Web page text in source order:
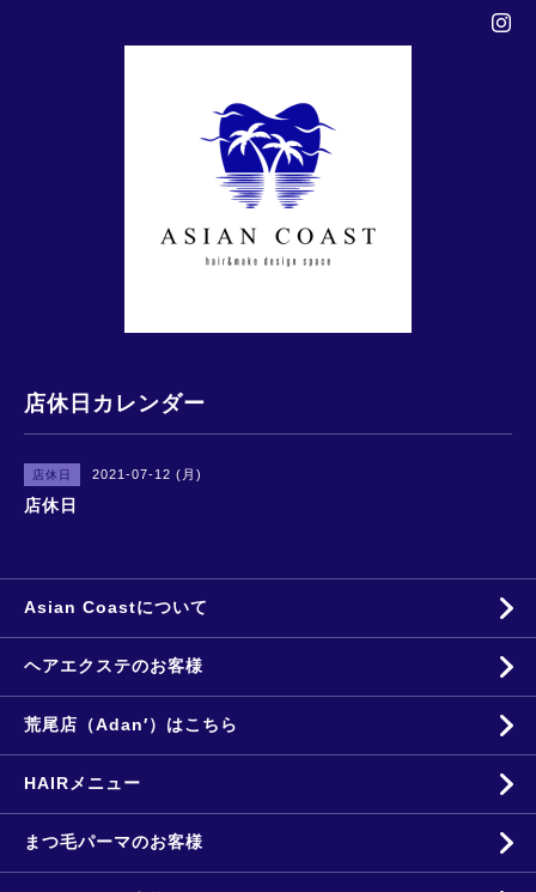
店休日カレンダー
店休日 2021-07-12 (月)
店休日
Asian Coastについて
ヘアエクステのお客様
荒尾店（Adan′）はこちら
HAIRメニュー
まつ毛パーマのお客様